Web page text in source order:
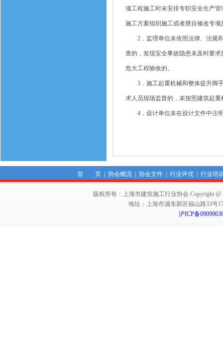
项工程施工时未安排专职安全生产
施工方案组织施工或者擅自修改专
2．监理单位未依照法律、法规和
查的，发现安全事故隐患未及时要
危大工程验收的。
3．施工起重机械和整体提升脚手
术人员现场监督的，未按照建筑起
4．设计单位未在设计文件中注明
首 页| 协会概况| 协会文件| 行业评优| 行业培
版权所有：上海市建筑施工行业协会 Copyright @
地址：上海市浦东新区福山路33号
沪ICP备